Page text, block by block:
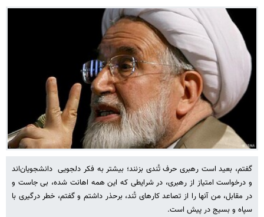
گفتم، بعید است رهبری حرف تُندی بزنند؛ بیشتر به فکر دلجویی دانشجویان‌اند
و درخواست امتیاز از رهبری، در شرایطی که این همه اهانت شده، بی جاست و
در مقابل، من آنها را از تصاعد کارهای تُند، برحذر داشتم و گفتم، خطر درگیری با
سپاه و بسیج در پیش است.